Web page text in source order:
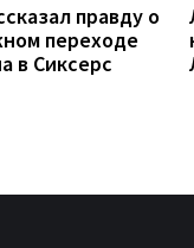
правду о
переходе
в Сиксерс